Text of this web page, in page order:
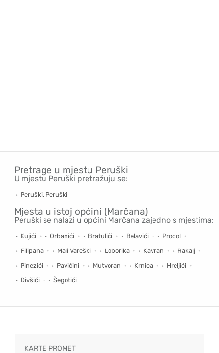
Pretrage u mjestu Peruški
U mjestu Peruški pretražuju se:
Peruški, Peruški
Mjesta u istoj općini (Marčana)
Peruški se nalazi u općini Marčana zajedno s mjestima:
Kujići Orbanići Bratulići Belavići
Prodol
Filipana
Mali Vareški Loborika Kavran
Rakalj
Pinezići
Pavićini Mutvoran Krnica
Hreljići
Divšići
Šegotići
KARTE PROMET